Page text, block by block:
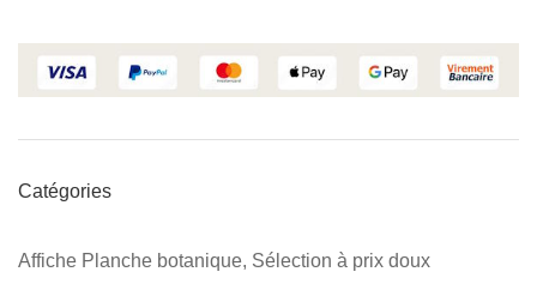
Catégories
Affiche Planche botanique, Sélection à prix doux